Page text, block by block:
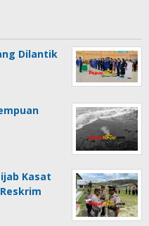
Dilantik
Kasat